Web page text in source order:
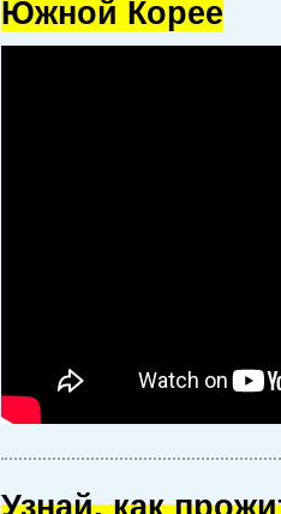
Южной Корее
Узнай, как